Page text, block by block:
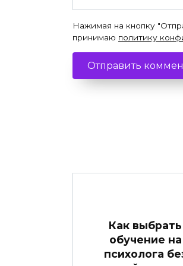
Нажимая на кнопку
принимаю политику
Как выбрать
обучение на
психолога